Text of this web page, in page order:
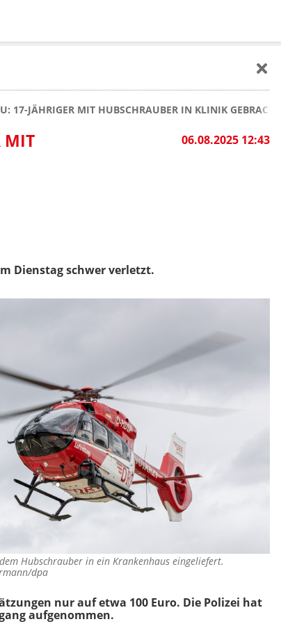
17-JÄHRIGER MIT HUBSCHRAUBER IN KLINIK GEBRACHT
06.08.2025 12:43
MIT
Dienstag schwer verletzt.
Hubschrauber in ein Krankenhaus eingeliefert.
dpa
nur auf etwa 100 Euro. Die Polizei hat
aufgenommen.